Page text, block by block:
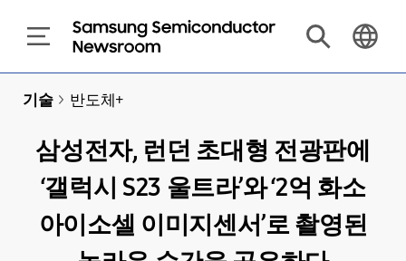
기술 > 반도체+
삼성전자, 런던 초대형 전광판에
‘갤럭시 S23 울트라’와 ‘2억 화소
아이소셀 이미지센서’로 촬영된